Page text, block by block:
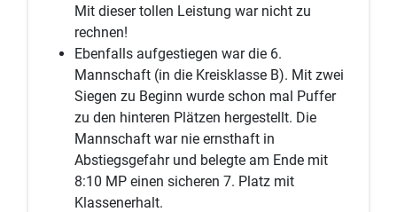
Mit dieser tollen Leistung war nicht zu
rechnen!
Ebenfalls aufgestiegen war die 6.
Mannschaft (in die Kreisklasse B). Mit zwei
Siegen zu Beginn wurde schon mal Puffer
zu den hinteren Plätzen hergestellt. Die
Mannschaft war nie ernsthaft in
Abstiegsgefahr und belegte am Ende mit
8:10 MP einen sicheren 7. Platz mit
Klassenerhalt.